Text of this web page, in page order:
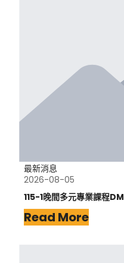
最新消息
2026-08-05
115-1晚間多元專業課程DM
Read More